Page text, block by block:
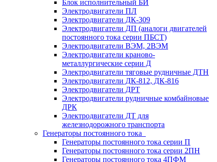
Блок исполнительный БИ
Электродвигатели ПЛ
Электродвигатели ДК-309
Электродвигатели ДП (аналоги двигателей
постоянного тока серии ПБСТ)
Электродвигатели ВЭМ, 2ВЭМ
Электродвигатели краново-
металлургические серии Д
Электродвигатели тяговые рудничные ДТН
Электродвигатели ДК-812, ДК-816
Электродвигатели ДРТ
Электродвигатели рудничные комбайновые
ДРК
Электродвигатели ДТ для
железнодорожного транспорта
Генераторы постоянного тока
Генераторы постоянного тока серии П
Генераторы постоянного тока серии 2ПН
Генераторы постоянного тока 4ПФМ